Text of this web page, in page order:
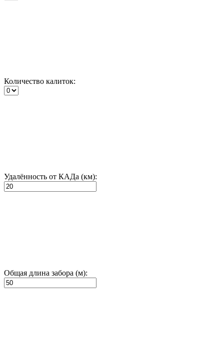
Количество калиток:
Удалённость от КАДа (км):
Общая длина забора (м):